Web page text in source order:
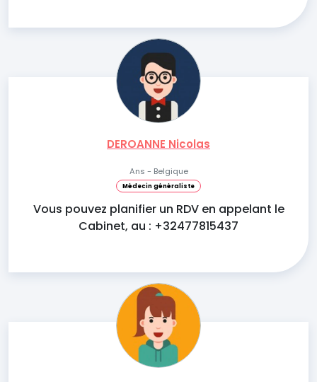
DEROANNE Nicolas
Ans - Belgique
Médecin généraliste
Vous pouvez planifier un RDV en appelant le
Cabinet, au : +32477815437